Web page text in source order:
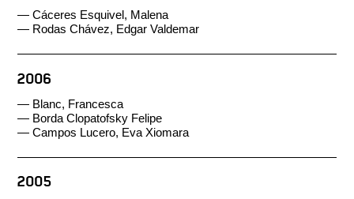
— Cáceres Esquivel, Malena
— Rodas Chávez, Edgar Valdemar
2006
— Blanc, Francesca
— Borda Clopatofsky Felipe
— Campos Lucero, Eva Xiomara
2005